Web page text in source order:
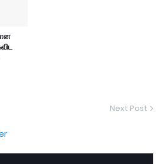
Next Post